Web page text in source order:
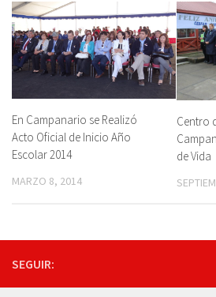
En Campanario se Realizó
Acto Oficial de Inicio Año
Escolar 2014
MARZO 8, 2014
Centro
de Vida
SEGUIR: